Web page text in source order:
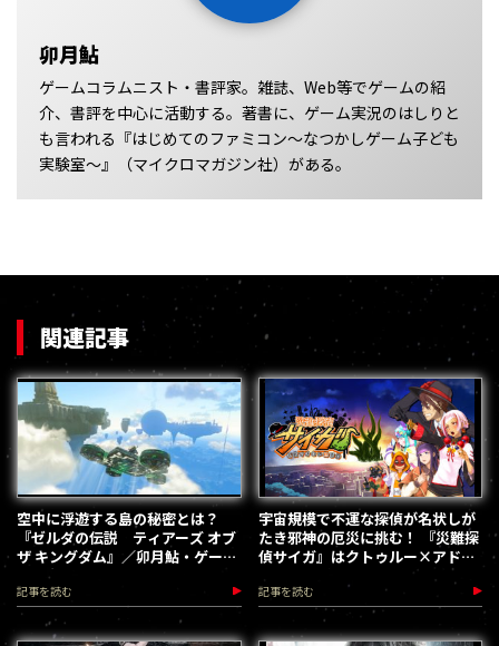
卯月鮎
ゲームコラムニスト・書評家。雑誌、Web等でゲームの紹
介、書評を中心に活動する。著書に、ゲーム実況のはしりと
も言われる『はじめてのファミコン～なつかしゲーム子ども
実験室～』（マイクロマガジン社）がある。
関連記事
空中に浮遊する島の秘密とは？
『ゼルダの伝説 ティアーズ オブ
ザ キングダム』／卯月鮎・ゲーム
ー案内
記事を読む
宇宙規模で不運な探偵が名状しが
たき邪神の厄災に挑む！ 『災難探
偵サイガ』はクトゥルー×アドベ
ンチャーゲームだ！／藤川Q・ム
ー通
記事を読む